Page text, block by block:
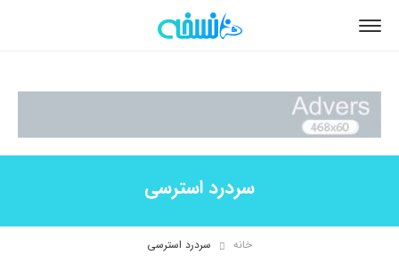
سردرد استرسی
خانه سردرد استرسی